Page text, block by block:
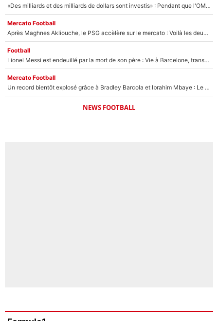
«Des milliards et des milliards de dollars sont investis» : Pendant que l'OM est en pleine crise financière, Frank McCourt lance un nouveau projet à 260M€ !
Mercato Football
Après Maghnes Akliouche, le PSG accèlère sur le mercato : Voilà les deux nouvelles recrues qui vont signer la semaine prochaine ?
Football
Lionel Messi est endeuillé par la mort de son père : Vie à Barcelone, transfert au PSG... voilà comment Jorge Messi a joué un rôle essentiel dans sa carrière !
Mercato Football
Un record bientôt explosé grâce à Bradley Barcola et Ibrahim Mbaye : Le PSG sur le point de réaliser un mercato historique ?
NEWS FOOTBALL